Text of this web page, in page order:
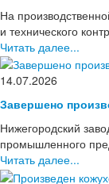
На
и технического
Читать далее...
14.07.2026
Завершено
Нижегородский
промышленного
Читать далее...